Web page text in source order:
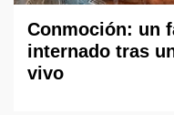
Conmoción: un
internado tras
vivo